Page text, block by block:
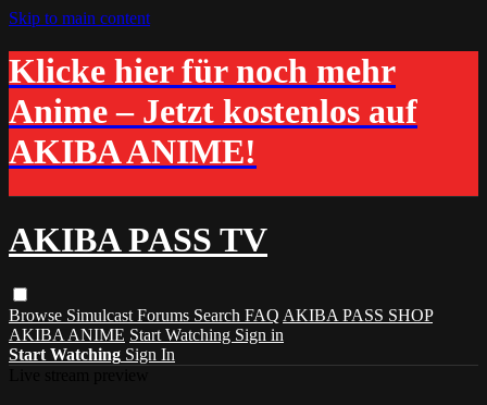
Skip to main content
Klicke hier für noch mehr
Anime – Jetzt kostenlos auf
AKIBA ANIME!
AKIBA PASS TV
Browse Simulcast Forums Search FAQ AKIBA PASS SHOP
AKIBA ANIME Start Watching Sign in
Start Watching Sign In